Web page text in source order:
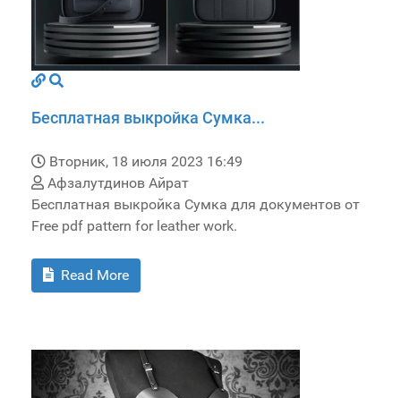
Бесплатная выкройка Сумка...
Вторник, 18 июля 2023 16:49
Афзалутдинов Айрат
Бесплатная выкройка Сумка для документов от
Free pdf pattern for leather work.
Read More